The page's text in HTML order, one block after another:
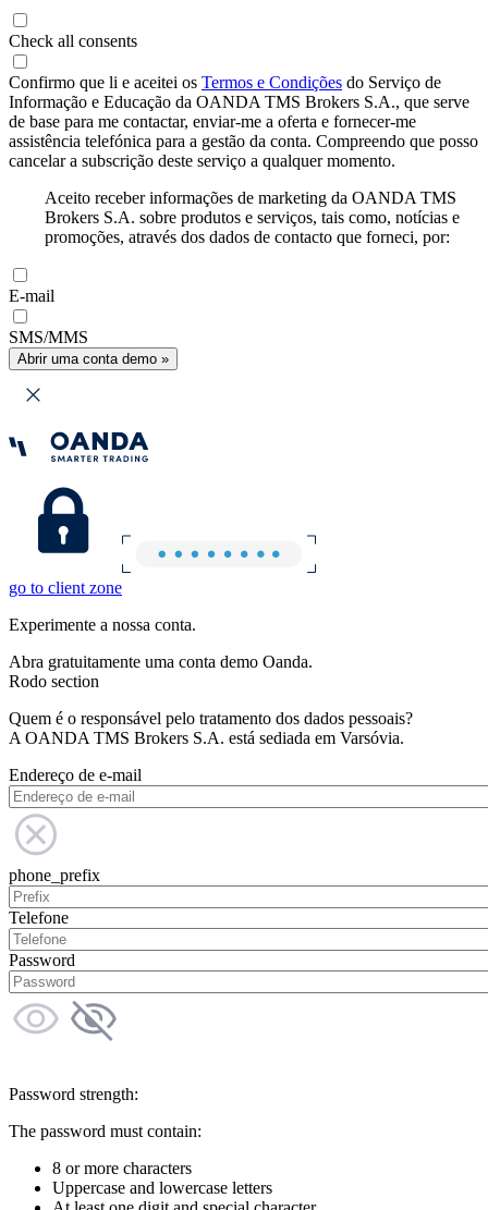
Check all consents
Confirmo que li e aceitei os Termos e Condições do Serviço de
Informação e Educação da OANDA TMS Brokers S.A., que serve
de base para me contactar, enviar-me a oferta e fornecer-me
assistência telefónica para a gestão da conta. Compreendo que posso
cancelar a subscrição deste serviço a qualquer momento.
Aceito receber informações de marketing da OANDA TMS
Brokers S.A. sobre produtos e serviços, tais como, notícias e
promoções, através dos dados de contacto que forneci, por:
E-mail
SMS/MMS
Abrir uma conta demo »
go to client zone
Experimente a nossa conta.
Abra gratuitamente uma conta demo Oanda.
Rodo section
Quem é o responsável pelo tratamento dos dados pessoais?
A OANDA TMS Brokers S.A. está sediada em Varsóvia.
Endereço de e-mail
phone_prefix
Telefone
Password
Password strength:
The password must contain:
8 or more characters
Uppercase and lowercase letters